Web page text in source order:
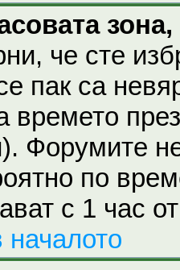
че сте
пак са
времето
Форумите
по
с 1 час